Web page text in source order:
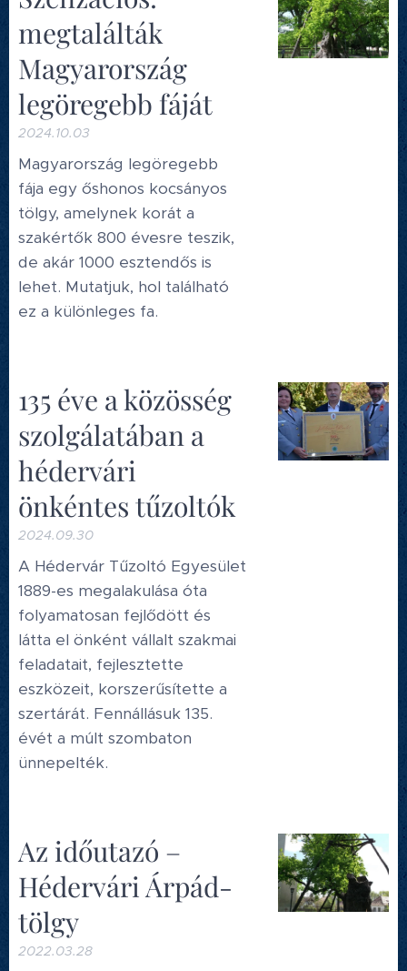
megtalálták
Magyarország
legöregebb fáját
2024.10.03
Magyarország legöregebb
fája egy őshonos kocsányos
tölgy, amelynek korát a
szakértők 800 évesre teszik,
de akár 1000 esztendős is
lehet. Mutatjuk, hol található
ez a különleges fa.
135 éve a közösség
szolgálatában a
hédervári
önkéntes tűzoltók
2024.09.30
A Hédervár Tűzoltó Egyesület
1889-es megalakulása óta
folyamatosan fejlődött és
látta el önként vállalt szakmai
feladatait, fejlesztette
eszközeit, korszerűsítette a
szertárát. Fennállásuk 135.
évét a múlt szombaton
ünnepelték.
Az időutazó –
Hédervári Árpád-
tölgy
2022.03.28